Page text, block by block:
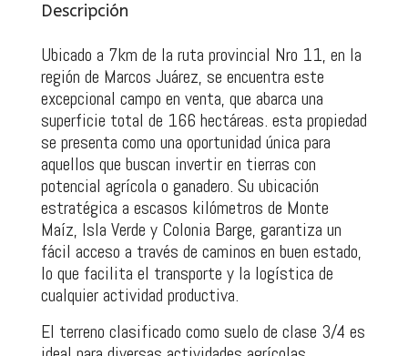
Descripción
Ubicado a 7km de la ruta provincial Nro 11, en la
región de Marcos Juárez, se encuentra este
excepcional campo en venta, que abarca una
superficie total de 166 hectáreas. esta propiedad
se presenta como una oportunidad única para
aquellos que buscan invertir en tierras con
potencial agrícola o ganadero. Su ubicación
estratégica a escasos kilómetros de Monte
Maíz, Isla Verde y Colonia Barge, garantiza un
fácil acceso a través de caminos en buen estado,
lo que facilita el transporte y la logística de
cualquier actividad productiva.
El terreno clasificado como suelo de clase 3/4 es